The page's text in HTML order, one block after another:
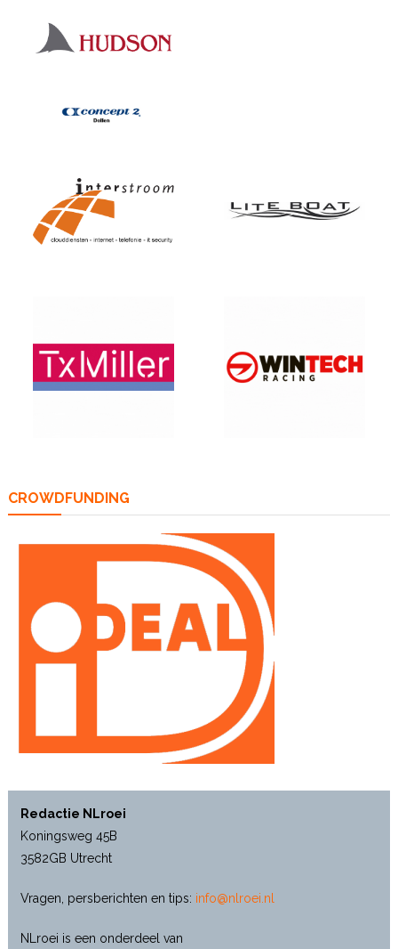
CROWDFUNDING
Redactie NLroei
Koningsweg 45B
3582GB Utrecht
Vragen, persberichten en tips: info@nlroei.nl
NLroei is een onderdeel van